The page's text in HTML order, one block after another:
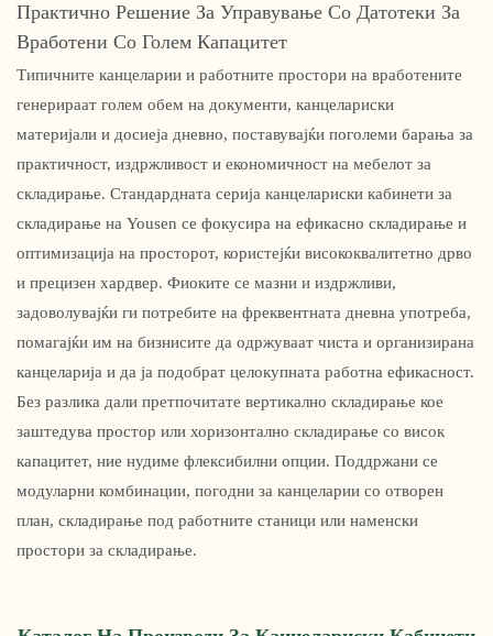
Практично Решение За Управување Со Датотеки За
Вработени Со Голем Капацитет
Типичните канцеларии и работните простори на вработените
генерираат голем обем на документи, канцелариски
материјали и досиеја дневно, поставувајќи поголеми барања за
практичност, издржливост и економичност на мебелот за
складирање. Стандардната серија канцелариски кабинети за
складирање на Yousen се фокусира на ефикасно складирање и
оптимизација на просторот, користејќи висококвалитетно дрво
и прецизен хардвер. Фиоките се мазни и издржливи,
задоволувајќи ги потребите на фреквентната дневна употреба,
помагајќи им на бизнисите да одржуваат чиста и организирана
канцеларија и да ја подобрат целокупната работна ефикасност.
Без разлика дали претпочитате вертикално складирање кое
заштедува простор или хоризонтално складирање со висок
капацитет, ние нудиме флексибилни опции. Поддржани се
модуларни комбинации, погодни за канцеларии со отворен
план, складирање под работните станици или наменски
простори за складирање.